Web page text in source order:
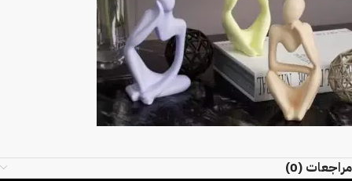
مراجعات (0)